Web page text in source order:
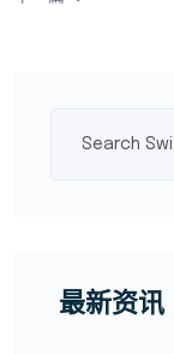
最新资讯